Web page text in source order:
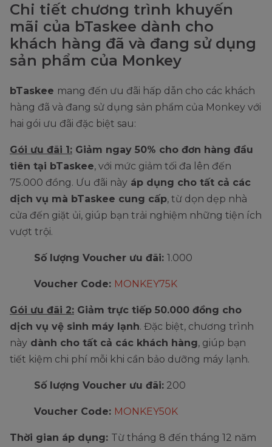
Chi tiết chương trình khuyến
mãi của bTaskee dành cho
khách hàng đã và đang sử dụng
sản phẩm của Monkey
bTaskee mang đến ưu đãi hấp dẫn cho các khách
hàng đã và đang sử dụng sản phẩm của Monkey với
hai gói ưu đãi đặc biệt sau:
Gói ưu đãi 1: Giảm ngay 50% cho đơn hàng đầu
tiên tại bTaskee, với mức giảm tối đa lên đến
75.000 đồng. Ưu đãi này áp dụng cho tất cả các
dịch vụ mà bTaskee cung cấp, từ dọn dẹp nhà
cửa đến giặt ủi, giúp bạn trải nghiệm những tiện ích
vượt trội.
Số lượng Voucher ưu đãi: 1.000
Voucher Code: MONKEY75K
Gói ưu đãi 2: Giảm trực tiếp 50.000 đồng cho
dịch vụ vệ sinh máy lạnh. Đặc biệt, chương trình
này dành cho tất cả các khách hàng, giúp bạn
tiết kiệm chi phí mỗi khi cần bảo dưỡng máy lạnh.
Số lượng Voucher ưu đãi: 200
Voucher Code: MONKEY50K
Thời gian áp dụng: Từ tháng 8 đến tháng 12 năm